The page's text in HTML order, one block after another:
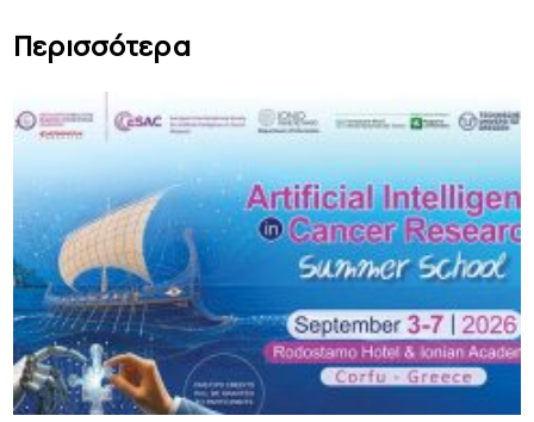
Περισσότερα